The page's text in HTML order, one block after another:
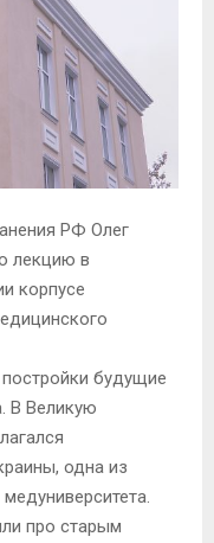
РФ Олег
лекцию в
корпусе
будущие
В Великую
одна из
про старым